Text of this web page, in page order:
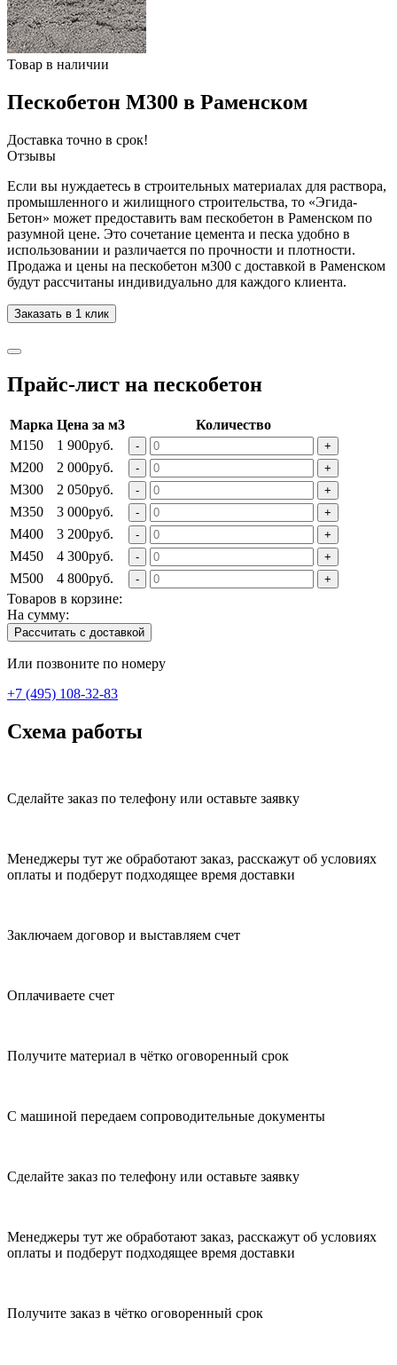
Товар в наличии
Пескобетон М300 в Раменском
Доставка точно в срок!
Отзывы
Если вы нуждаетесь в строительных материалах для раствора,
промышленного и жилищного строительства, то «Эгида-
Бетон» может предоставить вам пескобетон в Раменском по
разумной цене. Это сочетание цемента и песка удобно в
использовании и различается по прочности и плотности.
Продажа и цены на пескобетон м300 с доставкой в Раменском
будут рассчитаны индивидуально для каждого клиента.
Заказать в 1 клик
Прайс-лист на пескобетон
Марка Цена за м3
Количество
М150
1 900руб. - +
M200 2 000руб. - +
М300 2 050руб. - +
М350 3 000руб. - +
М400 3 200руб. - +
М450 4 300руб. - +
М500 4 800руб. - +
Товаров в корзине:
На сумму:
Рассчитать с доставкой
Или позвоните по номеру
+7 (495) 108-32-83
Схема работы
Сделайте заказ по телефону или оставьте заявку
Менеджеры тут же обработают заказ, расскажут об условиях
оплаты и подберут подходящее время доставки
Заключаем договор и выставляем счет
Оплачиваете счет
Получите материал в чётко оговоренный срок
С машиной передаем сопроводительные документы
Сделайте заказ по телефону или оставьте заявку
Менеджеры тут же обработают заказ, расскажут об условиях
оплаты и подберут подходящее время доставки
Получите заказ в чётко оговоренный срок